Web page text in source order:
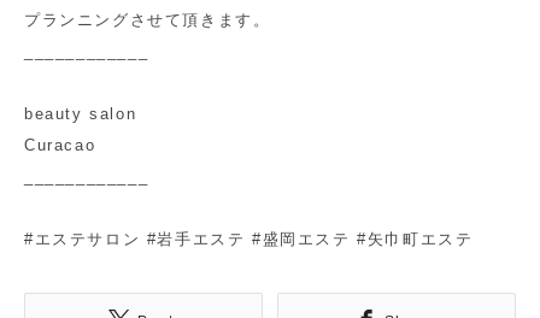
プランニングさせて頂きます。
beauty salon
Curacao
#エステサロン #岩手エステ #盛岡エステ #矢巾町エステ